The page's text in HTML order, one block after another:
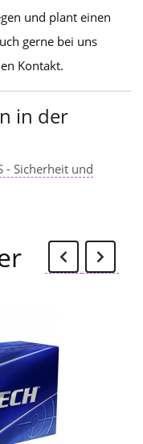
und plant einen
gerne bei uns
Kontakt.
in der
- Sicherheit und